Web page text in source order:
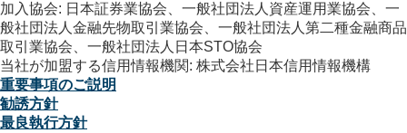
加入協会: 日本証券業協会、一般社団法人資産運用業協会、一
般社団法人金融先物取引業協会、一般社団法人第二種金融商品
取引業協会、一般社団法人日本STO協会
当社が加盟する信用情報機関: 株式会社日本信用情報機構
重要事項のご説明
勧誘方針
最良執行方針